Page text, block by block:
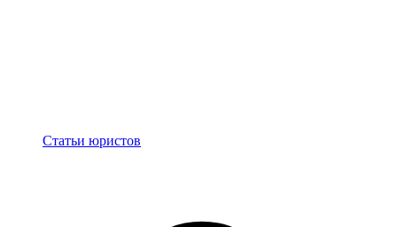
Блог
Статьи юристов